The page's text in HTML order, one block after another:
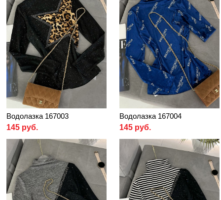
Водолазка 167003
145 руб.
Водолазка 167004
145 руб.